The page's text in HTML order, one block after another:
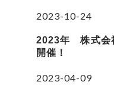
2023-10-24
2023年 株式会
開催！
2023-04-09